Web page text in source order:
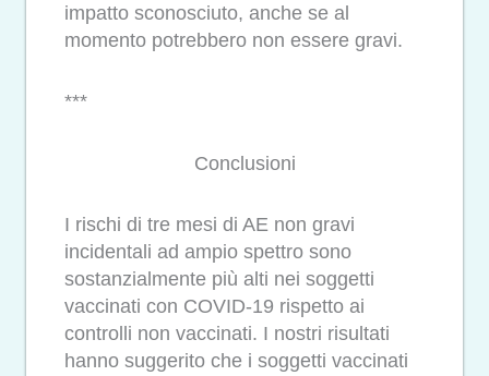
impatto sconosciuto, anche se al
momento potrebbero non essere gravi.
***
Conclusioni
I rischi di tre mesi di AE non gravi
incidentali ad ampio spettro sono
sostanzialmente più alti nei soggetti
vaccinati con COVID-19 rispetto ai
controlli non vaccinati. I nostri risultati
hanno suggerito che i soggetti vaccinati